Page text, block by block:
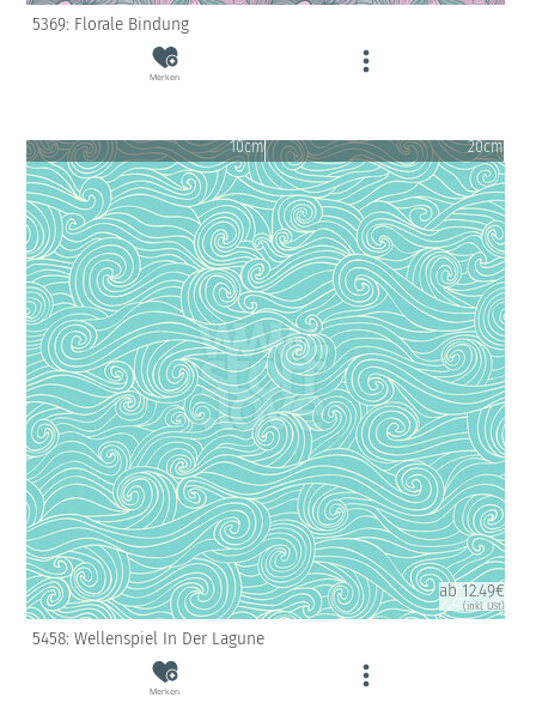
5369: Florale Bindung
Merken
10cm 20cm
ab 12.49€
(inkl. USt)
5458: Wellenspiel In Der Lagune
Merken